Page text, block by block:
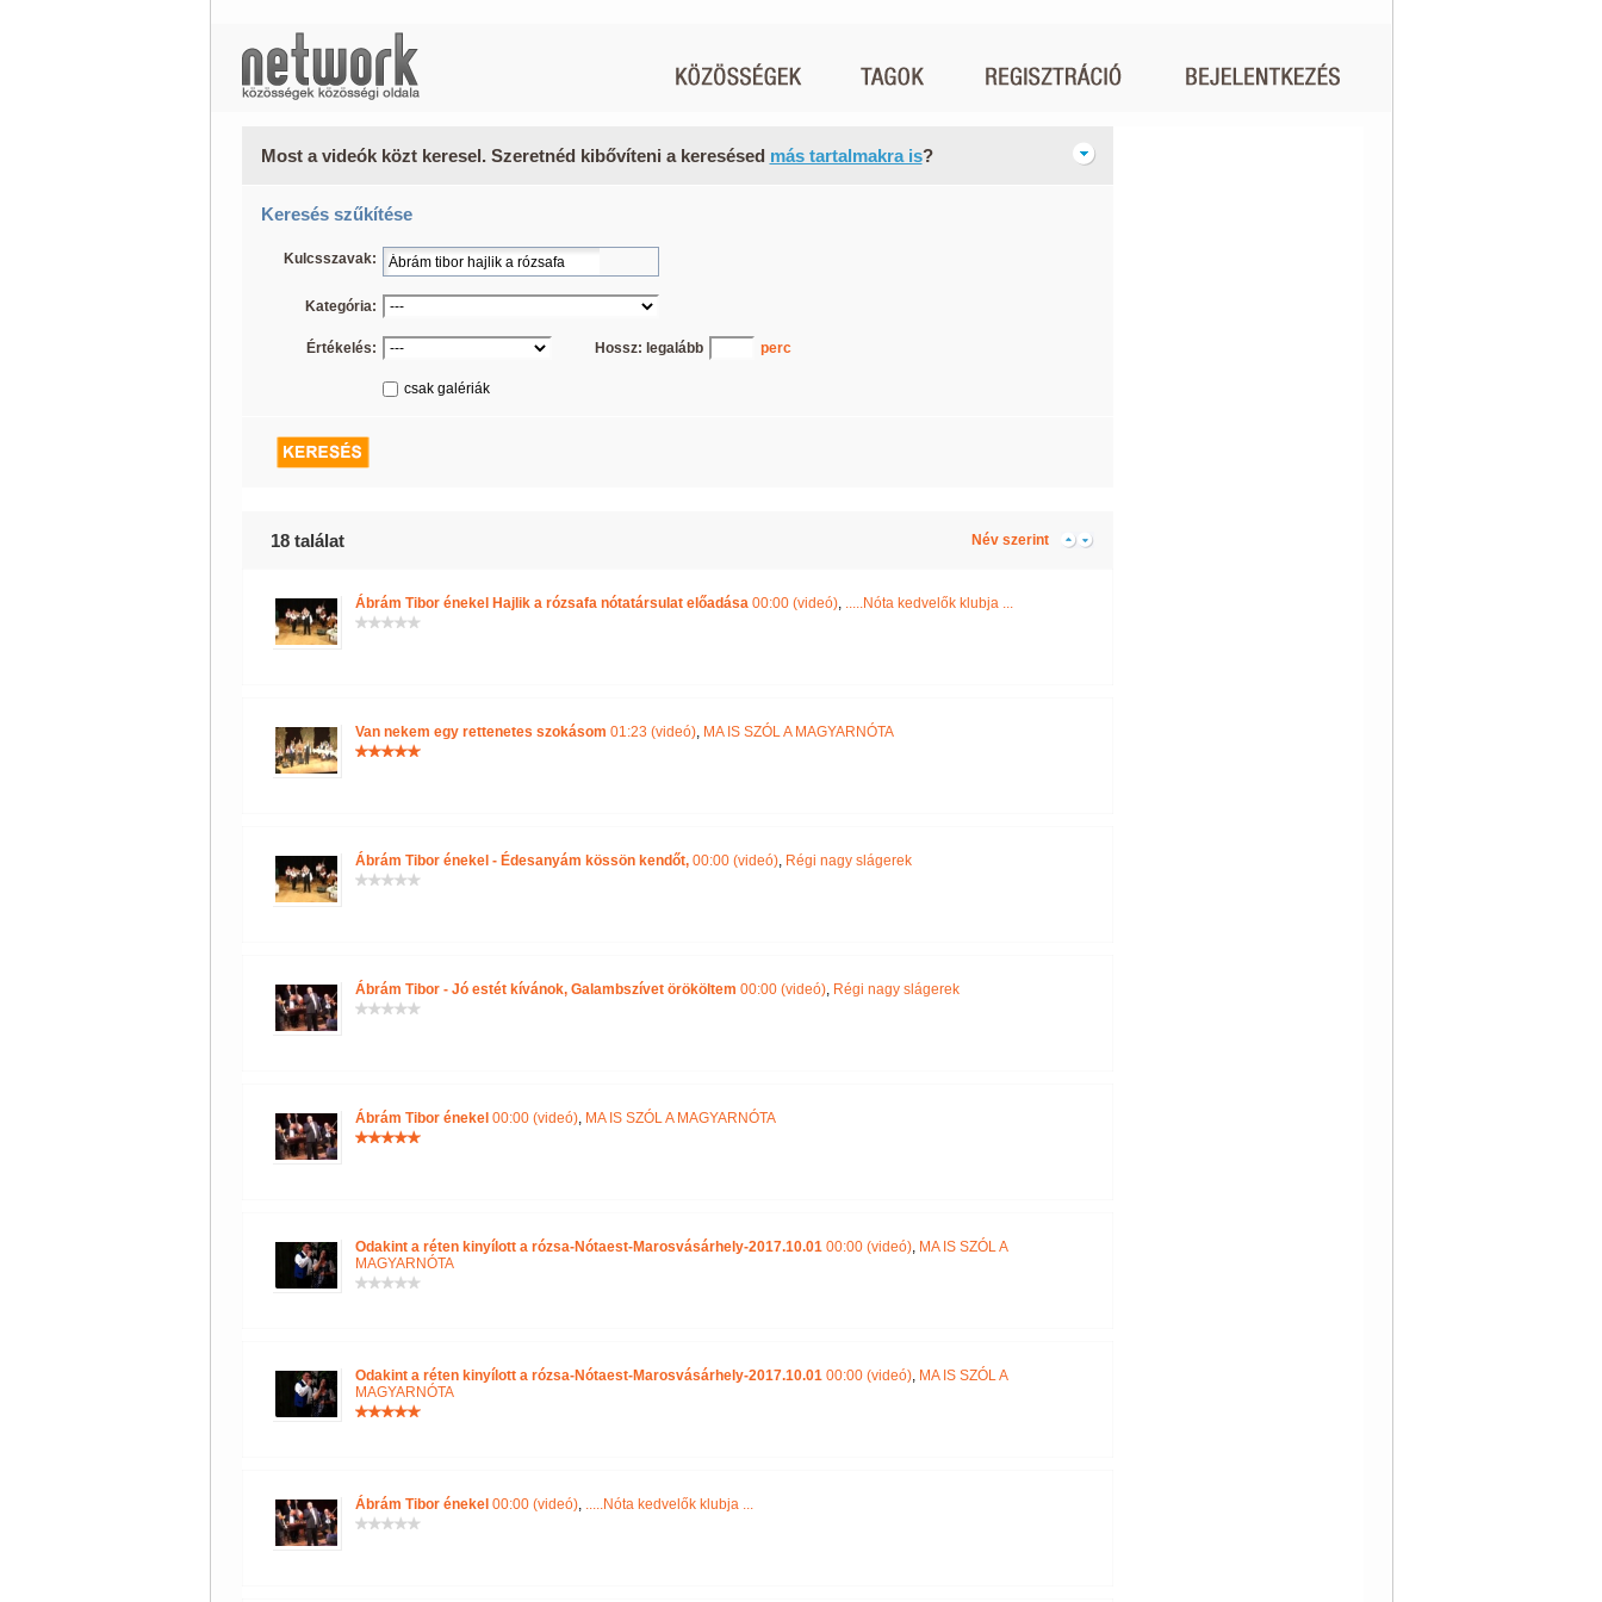
Most a videók közt keresel. Szeretnéd kibővíteni a keresésed más tartalmakra is?
Keresés szűkítése
Kulcsszavak:
Kategória:
Értékelés: Hossz: legalább perc
csak galériák
18 találat Név szerint
Ábrám Tibor énekel Hajlik a rózsafa nótatársulat előadása00:00 (videó), .....Nóta kedvelők klubja ...
Van nekem egy rettenetes szokásom 01:23 (videó), MA IS SZÓL A MAGYARNÓTA
Ábrám Tibor énekel - Édesanyám kössön kendőt, 00:00 (videó), Régi nagy slágerek
Ábrám Tibor - Jó estét kívánok, Galambszívet örököltem 00:00 (videó), Régi nagy slágerek
Ábrám Tibor énekel 00:00 (videó), MA IS SZÓL A MAGYARNÓTA
Odakint a réten kinyílott a rózsa-Nótaest-Marosvásárhely-2017.10.0100:00 (videó), MA IS SZÓL A
MAGYARNÓTA
Odakint a réten kinyílott a rózsa-Nótaest-Marosvásárhely-2017.10.0100:00 (videó), MA IS SZÓL A
MAGYARNÓTA
Ábrám Tibor énekel 00:00 (videó), .....Nóta kedvelők klubja ...